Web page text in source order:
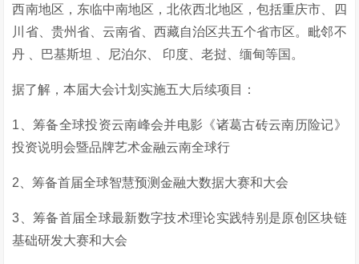
西南地区，东临中南地区，北依西北地区，包括重庆市、四
川省、贵州省、云南省、西藏自治区共五个省市区。毗邻不
丹 、巴基斯坦 、尼泊尔、 印度、老挝、缅甸等国。
据了解，本届大会计划实施五大后续项目：
1、筹备全球投资云南峰会并电影《诸葛古砖云南历险记》
投资说明会暨品牌艺术金融云南全球行
2、筹备首届全球智慧预测金融大数据大赛和大会
3、筹备首届全球最新数字技术理论实践特别是原创区块链
基础研发大赛和大会